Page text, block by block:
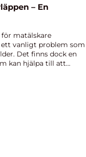
– En
matälskare
vanligt problem som
Det finns dock en
kan hjälpa till att